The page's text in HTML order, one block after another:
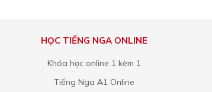
HỌC TIẾNG NGA ONLINE
Khóa học online 1 kèm 1
Tiếng Nga A1 Online